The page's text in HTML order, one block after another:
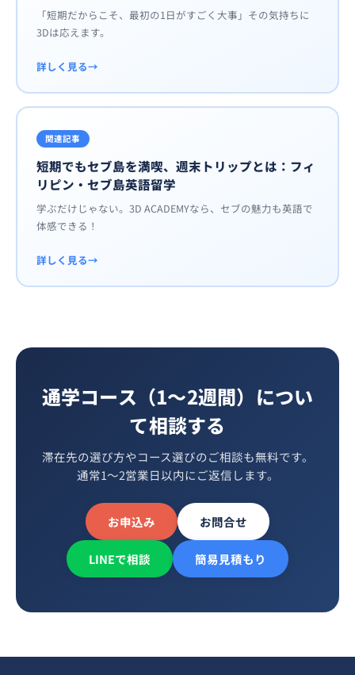
「短期だからこそ、最初の1日がすごく大事」その気持ちに
3Dは応えます。
詳しく見る
関連記事
短期でもセブ島を満喫、週末トリップとは：フィ
リピン・セブ島英語留学
学ぶだけじゃない。3D ACADEMYなら、セブの魅力も英語で
体感できる！
詳しく見る
通学コース（1〜2週間）につい
て相談する
滞在先の選び方やコース選びのご相談も無料です。
通常1〜2営業日以内にご返信します。
お申込み お問合せ
LINEで相談 簡易見積もり